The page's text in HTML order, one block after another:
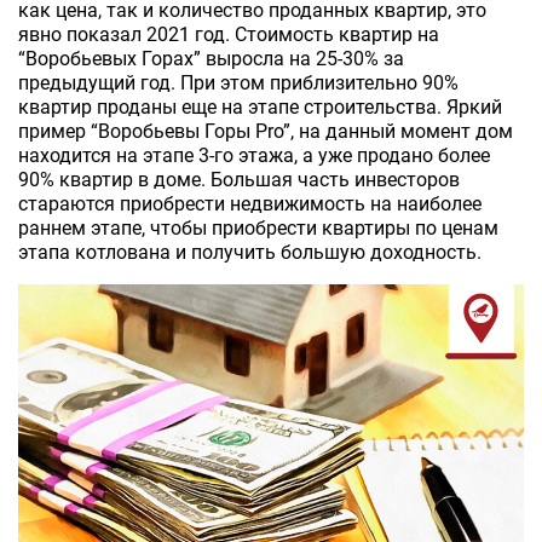
как цена, так и количество проданных квартир, это
явно показал 2021 год. Стоимость квартир на
“Воробьевых Горах” выросла на 25-30% за
предыдущий год. При этом приблизительно 90%
квартир проданы еще на этапе строительства. Яркий
пример “Воробьевы Горы Pro”, на данный момент дом
находится на этапе 3-го этажа, а уже продано более
90% квартир в доме. Большая часть инвесторов
стараются приобрести недвижимость на наиболее
раннем этапе, чтобы приобрести квартиры по ценам
этапа котлована и получить большую доходность.